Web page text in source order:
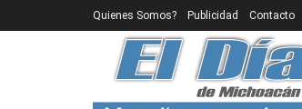
Quienes Somos? Publicidad Contacto